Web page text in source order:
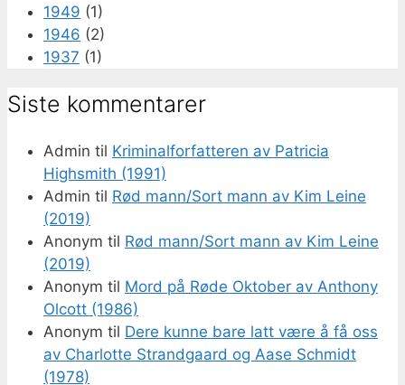
1949 (1)
1946 (2)
1937 (1)
Siste kommentarer
Admin til Kriminalforfatteren av Patricia
Highsmith (1991)
Admin til Rød mann/Sort mann av Kim Leine
(2019)
Anonym til Rød mann/Sort mann av Kim Leine
(2019)
Anonym til Mord på Røde Oktober av Anthony
Olcott (1986)
Anonym til Dere kunne bare latt være å få oss
av Charlotte Strandgaard og Aase Schmidt
(1978)